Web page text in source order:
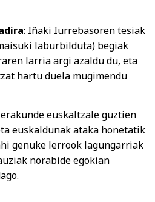
: Iñaki Iurrebasoren tesiak
laburbilduta) begiak
larria argi azaldu du, eta
hartu duela mugimendu
euskaltzale guztien
euskaldunak ataka honetatik
genuke lerrook lagungarriak
norabide egokian